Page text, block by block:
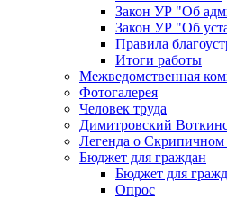
Закон УР "Об
Закон УР "Об
Правила
Итоги работы
Межведомственная
Фотогалерея
Человек труда
Димитровский
Легенда о
Бюджет для граждан
Бюджет для
Опрос